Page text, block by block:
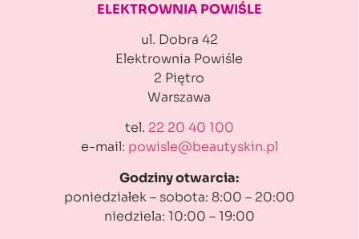
ELEKTROWNIA POWIŚLE
ul. Dobra 42
Elektrownia Powiśle
2 Piętro
Warszawa
tel. 22 20 40 100
e-mail: powisle@beautyskin.pl
Godziny otwarcia:
poniedziałek – sobota: 8:00 – 20:00
niedziela: 10:00 – 19:00